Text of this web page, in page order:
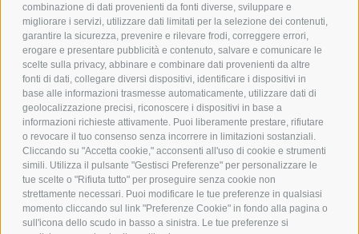
combinazione di dati provenienti da fonti diverse, sviluppare e
migliorare i servizi, utilizzare dati limitati per la selezione dei contenuti,
garantire la sicurezza, prevenire e rilevare frodi, correggere errori,
erogare e presentare pubblicità e contenuto, salvare e comunicare le
scelte sulla privacy, abbinare e combinare dati provenienti da altre
fonti di dati, collegare diversi dispositivi, identificare i dispositivi in
base alle informazioni trasmesse automaticamente, utilizzare dati di
geolocalizzazione precisi, riconoscere i dispositivi in base a
informazioni richieste attivamente. Puoi liberamente prestare, rifiutare
o revocare il tuo consenso senza incorrere in limitazioni sostanziali.
Cliccando su "Accetta cookie," acconsenti all'uso di cookie e strumenti
simili. Utilizza il pulsante "Gestisci Preferenze" per personalizzare le
tue scelte o "Rifiuta tutto" per proseguire senza cookie non
strettamente necessari. Puoi modificare le tue preferenze in qualsiasi
momento cliccando sul link "Preferenze Cookie" in fondo alla pagina o
sull'icona dello scudo in basso a sinistra. Le tue preferenze si
AZIENDA
CHI SIAMO
MARCHI TRATTATI
CONDOMINI
Bonifico
Bancario